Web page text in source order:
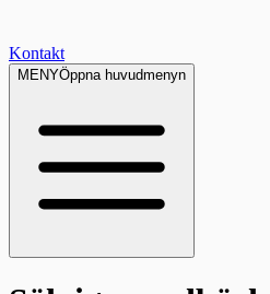
Kontakt
MENYÖppna huvudmenyn